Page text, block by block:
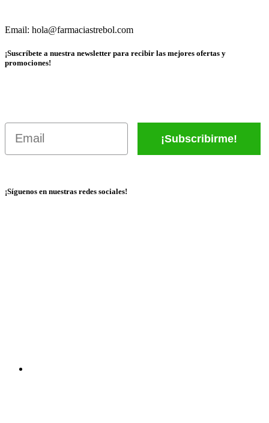
Email: hola@farmaciastrebol.com
¡Suscríbete a nuestra newsletter para recibir las mejores ofertas y
promociones!
Email
¡Subscribirme!
¡Síguenos en nuestras redes sociales!